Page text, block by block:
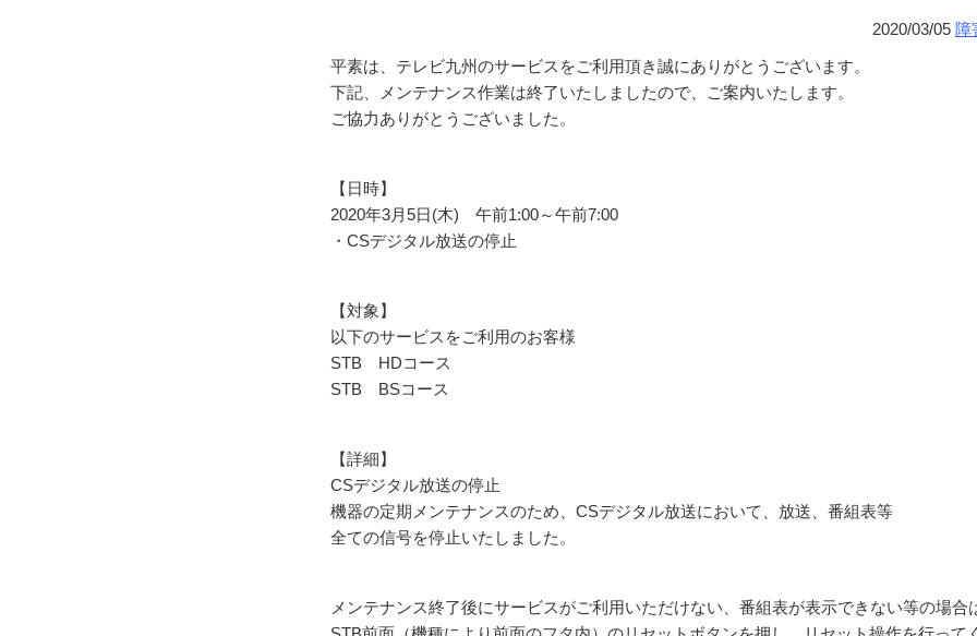
2020/03/05 障
平素は、テレビ九州のサービスをご利用頂き誠にありがとうございます。
下記、メンテナンス作業は終了いたしましたので、ご案内いたします。
ご協力ありがとうございました。
【日時】
2020年3月5日(木) 午前1:00～午前7:00
・CSデジタル放送の停止
【対象】
以下のサービスをご利用のお客様
STB HDコース
STB BSコース
【詳細】
CSデジタル放送の停止
機器の定期メンテナンスのため、CSデジタル放送において、放送、番組表等
全ての信号を停止いたしました。
メンテナンス終了後にサービスがご利用いただけない、番組表が表示できない等の場合